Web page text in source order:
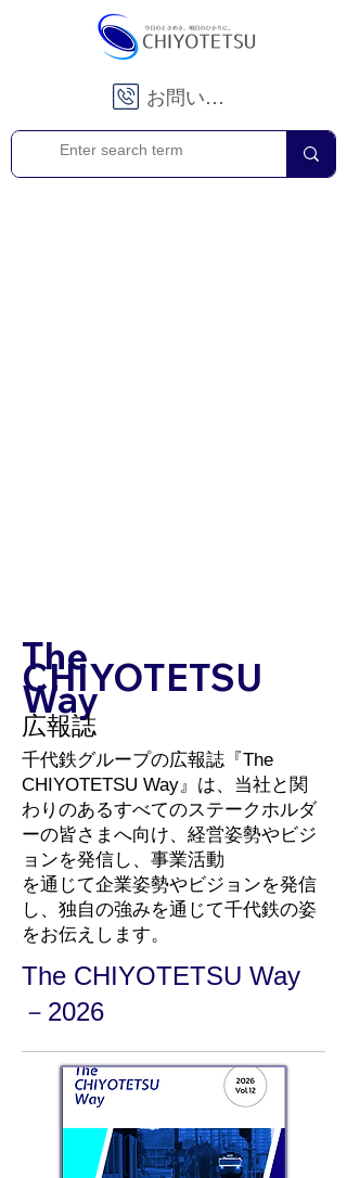
お問い合わせ
The
CHIYOTETSU
Way
広報誌
千代鉄グループの広報誌『The
CHIYOTETSU Way』は、当社と関
わりのあるすべてのステークホルダ
ーの皆さまへ向け、経営姿勢やビジ
ョンを発信し、事業活動
を通じて企業姿勢やビジョンを発信
し、独自の強みを通じて千代鉄の姿
をお伝えします。
The CHIYOTETSU Way
－2026